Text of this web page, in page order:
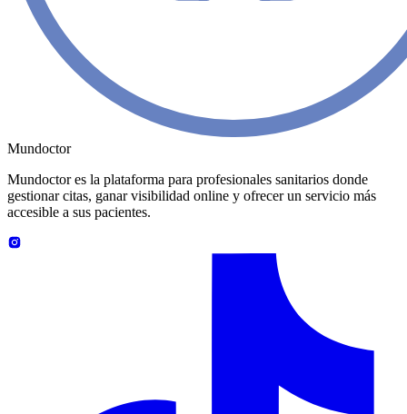
Mundoctor
Mundoctor es la plataforma para profesionales sanitarios donde
gestionar citas, ganar visibilidad online y ofrecer un servicio más
accesible a sus pacientes.